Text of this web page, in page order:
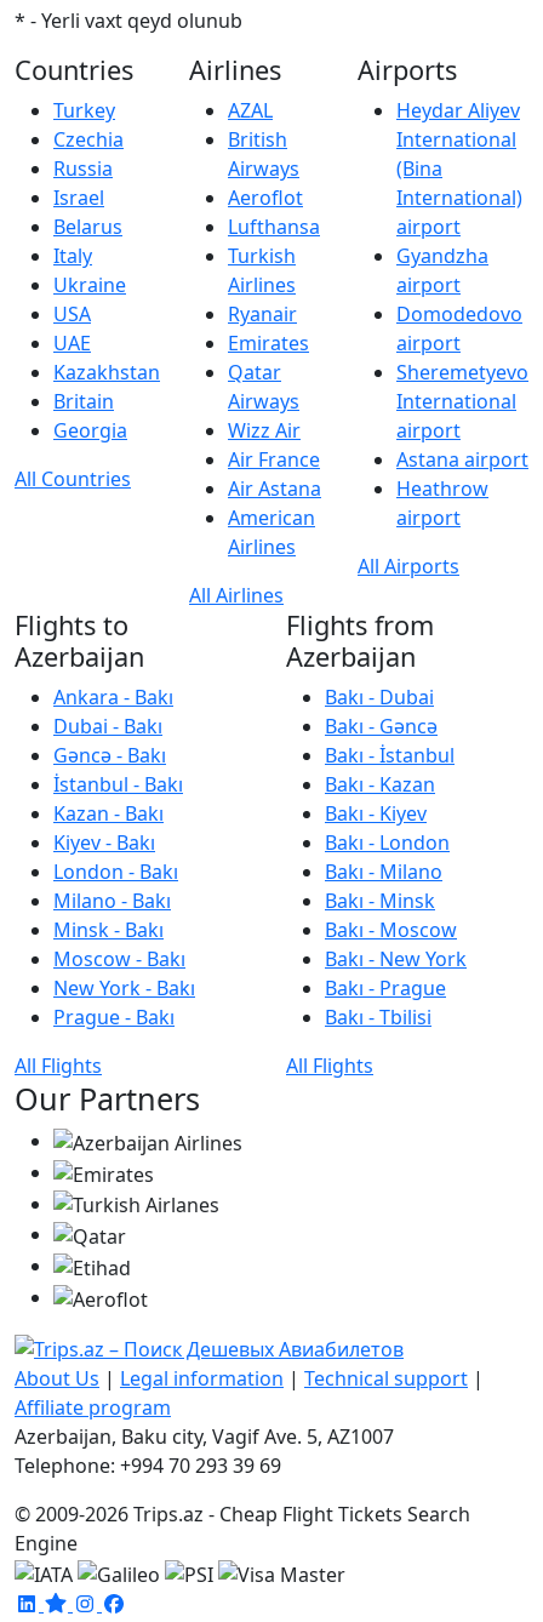
* - Yerli vaxt qeyd olunub
Countries
Turkey
Czechia
Russia
Israel
Belarus
Italy
Ukraine
USA
UAE
Kazakhstan
Britain
Georgia
All Countries
Airlines
AZAL
British
Airways
Aeroflot
Lufthansa
Turkish
Airlines
Ryanair
Emirates
Qatar
Airways
Wizz Air
Air France
Air Astana
American
Airlines
All Airlines
Airports
Heydar Aliyev
International
(Bina
International)
airport
Gyandzha
airport
Domodedovo
airport
Sheremetyevo
International
airport
Astana airport
Heathrow
airport
All Airports
Flights to
Azerbaijan
Ankara - Bakı
Dubai - Bakı
Gəncə - Bakı
İstanbul - Bakı
Kazan - Bakı
Kiyev - Bakı
London - Bakı
Milano - Bakı
Minsk - Bakı
Moscow - Bakı
New York - Bakı
Prague - Bakı
All Flights
Flights from
Azerbaijan
Bakı - Dubai
Bakı - Gəncə
Bakı - İstanbul
Bakı - Kazan
Bakı - Kiyev
Bakı - London
Bakı - Milano
Bakı - Minsk
Bakı - Moscow
Bakı - New York
Bakı - Prague
Bakı - Tbilisi
All Flights
Our Partners
About Us | Legal information | Technical support |
Affiliate program
Azerbaijan, Baku city, Vagif Ave. 5, AZ1007
Telephone: +994 70 293 39 69
© 2009-2026 Trips.az - Cheap Flight Tickets Search
Engine